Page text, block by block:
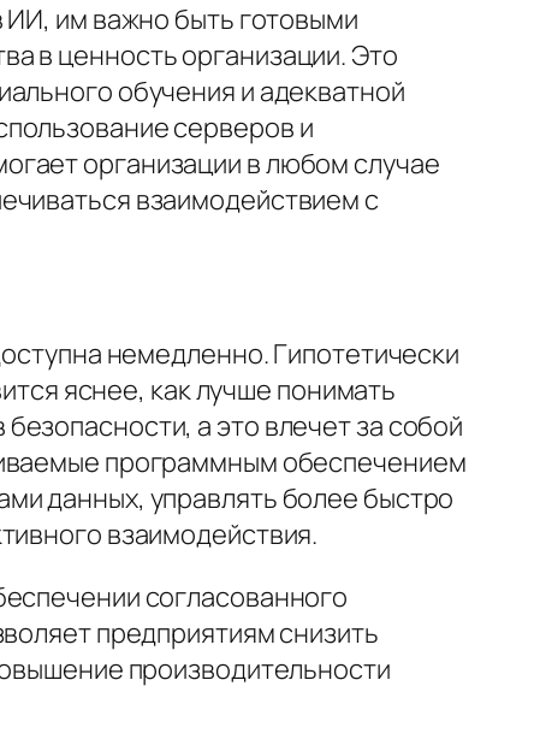
ИИ, им важно быть готовыми
в ценность организации. Это
обучения и адекватной
серверов и
организации в любом случае
взаимодействием с
немедленно. Гипотетически
яснее, как лучше понимать
а это влечет за собой
программным обеспечением
данных, управлять более быстро
взаимодействия.
согласованного
предприятиям снизить
производительности